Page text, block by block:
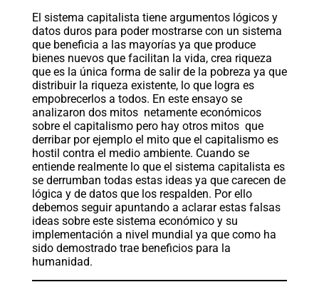
El sistema capitalista tiene argumentos lógicos y
datos duros para poder mostrarse con un sistema
que beneficia a las mayorías ya que produce
bienes nuevos que facilitan la vida, crea riqueza
que es la única forma de salir de la pobreza ya que
distribuir la riqueza existente, lo que logra es
empobrecerlos a todos. En este ensayo se
analizaron dos mitos netamente económicos
sobre el capitalismo pero hay otros mitos que
derribar por ejemplo el mito que el capitalismo es
hostil contra el medio ambiente. Cuando se
entiende realmente lo que el sistema capitalista es
se derrumban todas estas ideas ya que carecen de
lógica y de datos que los respalden. Por ello
debemos seguir apuntando a aclarar estas falsas
ideas sobre este sistema económico y su
implementación a nivel mundial ya que como ha
sido demostrado trae beneficios para la
humanidad.